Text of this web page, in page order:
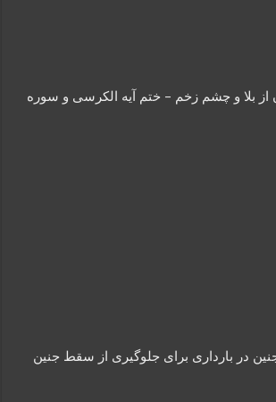
بلا و چشم زخم – ختم آیه الکرسی و سوره
در بارداری برای جلوگیری از سقط جنین